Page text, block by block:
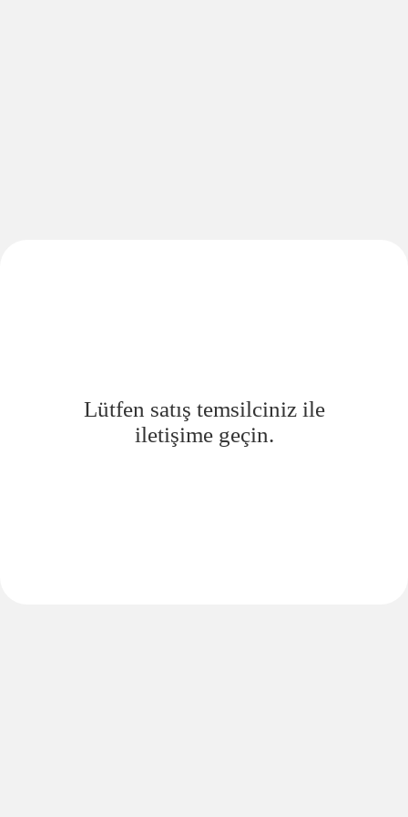
Lütfen satış temsilciniz ile
iletişime geçin.